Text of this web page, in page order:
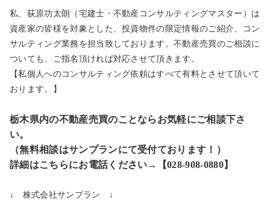
私、荻原功太朗（宅建士・不動産コンサルティングマスター）は
資産家の皆様を対象とした、投資物件の限定情報のご紹介、コン
サルティング業務を担当致しております。不動産売買のご相談に
ついても、ご指名頂ければ対応させて頂きます。
【私個人へのコンサルティング依頼はすべて有料とさせて頂いて
おります。】
栃木県内の不動産売買のことならお気軽にご相談下さ
い。
（無料相談はサンプランにて受付ております！）
詳細はこちらにお電話ください→【028-908-0880】
↓ 株式会社サンプラン ↓